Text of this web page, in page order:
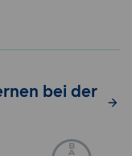
bei der